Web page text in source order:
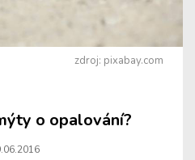
zdroj: pixabay.com
o opalování?